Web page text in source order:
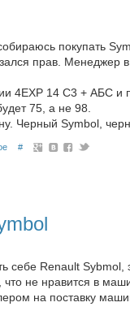
покупать
прав. Менеджер в
4EXP 14 C3 + АБС
75, а не 98.
Черный Symbol,
#
себе Renault Sybmol,
не нравится в
на поставку